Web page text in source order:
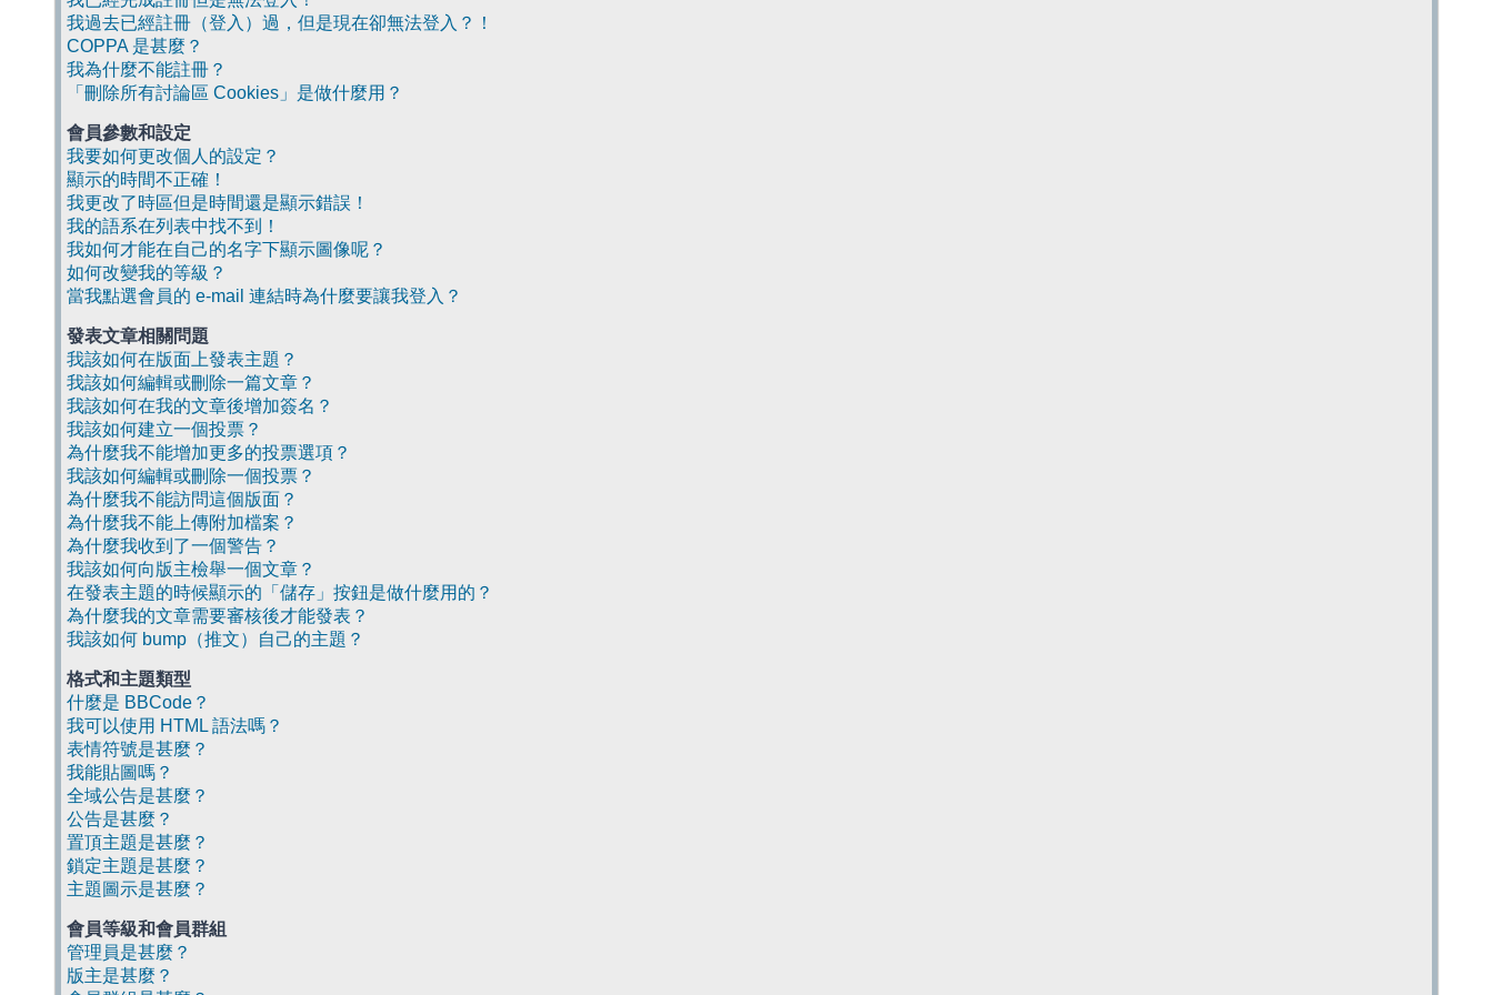
我過去已經註冊（登入）過，但是現在卻無法登入？！
COPPA 是甚麼？
我為什麼不能註冊？
「刪除所有討論區 Cookies」是做什麼用？
會員參數和設定
我要如何更改個人的設定？
顯示的時間不正確！
我更改了時區但是時間還是顯示錯誤！
我的語系在列表中找不到！
我如何才能在自己的名字下顯示圖像呢？
如何改變我的等級？
當我點選會員的 e-mail 連結時為什麼要讓我登入？
發表文章相關問題
我該如何在版面上發表主題？
我該如何編輯或刪除一篇文章？
我該如何在我的文章後增加簽名？
我該如何建立一個投票？
為什麼我不能增加更多的投票選項？
我該如何編輯或刪除一個投票？
為什麼我不能訪問這個版面？
為什麼我不能上傳附加檔案？
為什麼我收到了一個警告？
我該如何向版主檢舉一個文章？
在發表主題的時候顯示的「儲存」按鈕是做什麼用的？
為什麼我的文章需要審核後才能發表？
我該如何 bump（推文）自己的主題？
格式和主題類型
什麼是 BBCode？
我可以使用 HTML 語法嗎？
表情符號是甚麼？
我能貼圖嗎？
全域公告是甚麼？
公告是甚麼？
置頂主題是甚麼？
鎖定主題是甚麼？
主題圖示是甚麼？
會員等級和會員群組
管理員是甚麼？
版主是甚麼？